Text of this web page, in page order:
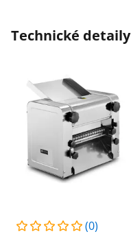
Technické detaily
(0)